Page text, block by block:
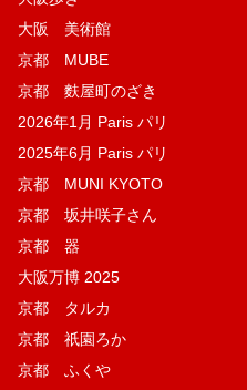
大阪 美術館
京都 MUBE
京都 麩屋町のざき
2026年1月 Paris パリ
2025年6月 Paris パリ
京都 MUNI KYOTO
京都 坂井咲子さん
京都 器
大阪万博 2025
京都 タルカ
京都 祇園ろか
京都 ふくや